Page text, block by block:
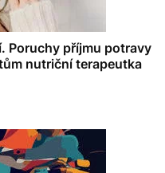
Poruchy příjmu potravy
nutriční terapeutka